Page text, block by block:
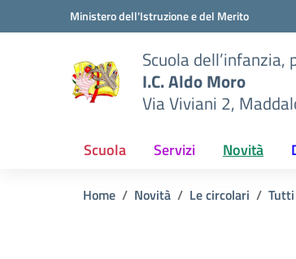
Vai ai contenuti
Vai al menu di navigazioneMinistero dell'Istruzione e del Merito
Scuola
I.C. Aldo Moro
Via Viviani 2,
Scuola Servizi Novità
Home Novità Le circolari Tutti